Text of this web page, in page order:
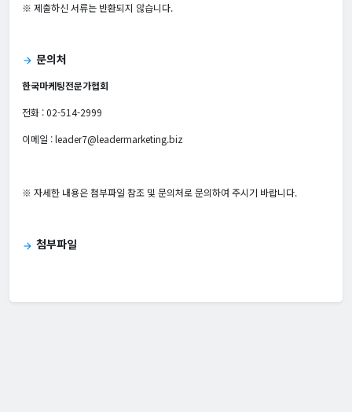
※ 제출하신 서류는 반환되지 않습니다.
arrow_forward 문의처
한국마케팅전문가협회
전화 : 02-514-2999
이메일 : leader7@leadermarketing.biz
※ 자세한 내용은 첨부파일 참조 및 문의처로 문의하여 주시기 바랍니다.
arrow_forward 첨부파일